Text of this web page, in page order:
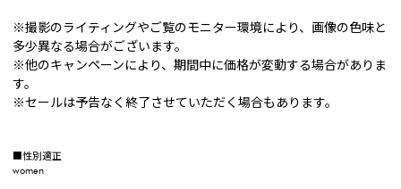
※撮影のライティングやご覧のモニター環境により、画像の色味と
多少異なる場合がございます。
※他のキャンペーンにより、期間中に価格が変動する場合がありま
す。
※セールは予告なく終了させていただく場合もあります。
■性別適正
women